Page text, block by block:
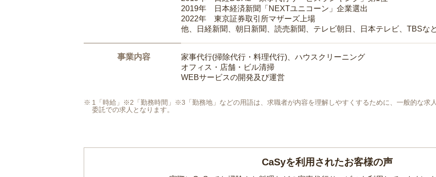
2019年 日本経済新聞「NEXTユニコーン」企業選出
2022年 東京証券取引所マザーズ上場
他、日経新聞、朝日新聞、読売新聞、テレビ朝日、日本テレビ、TBSな
事業内容
家事代行(掃除代行・料理代行)、ハウスクリーニング
オフィス・店舗・ビル清掃
WEBサービスの開発及び運営
1「時給」※2「勤務時間」※3「勤務地」などの用語は、求職者が内容を理解しやすくするために、一般的な求
委託での求人となります。
CaSyを利用されたお客様の声